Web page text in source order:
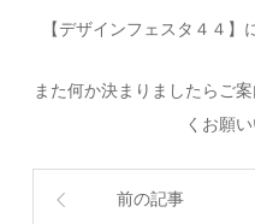
【デザインフェスタ４４】
また何か決まりましたらご
くお願
前の記事